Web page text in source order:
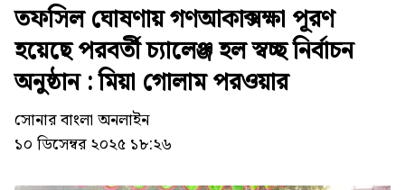
তফসিল ঘোষণায় গণআকাক্সক্ষা পূরণ
হয়েছে পরবর্তী চ্যালেঞ্জ হল স্বচ্ছ নির্বাচন
অনুষ্ঠান : মিয়া গোলাম পরওয়ার
সোনার বাংলা অনলাইন
১০ ডিসেম্বর ২০২৫ ১৮:২৬